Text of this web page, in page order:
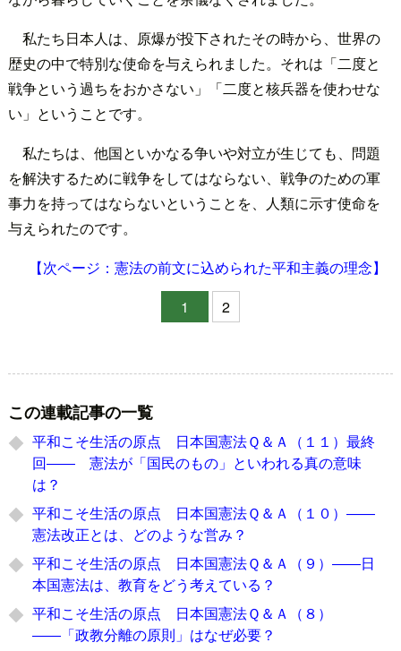
私たち日本人は、原爆が投下されたその時から、世界の
歴史の中で特別な使命を与えられました。それは「二度と
戦争という過ちをおかさない」「二度と核兵器を使わせな
い」ということです。
私たちは、他国といかなる争いや対立が生じても、問題
を解決するために戦争をしてはならない、戦争のための軍
事力を持ってはならないということを、人類に示す使命を
与えられたのです。
【次ページ：憲法の前文に込められた平和主義の理念】
1
2
この連載記事の一覧
平和こそ生活の原点 日本国憲法Ｑ＆Ａ（１１）最終
回―― 憲法が「国民のもの」といわれる真の意味
は？
平和こそ生活の原点 日本国憲法Ｑ＆Ａ（１０）――
憲法改正とは、どのような営み？
平和こそ生活の原点 日本国憲法Ｑ＆Ａ（９）――日
本国憲法は、教育をどう考えている？
平和こそ生活の原点 日本国憲法Ｑ＆Ａ（８）
――「政教分離の原則」はなぜ必要？